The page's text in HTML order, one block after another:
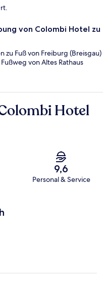
von Colombi Hotel zu
zu Fuß von Freiburg (Breisgau)
von Altes Rathaus
Hotel
9,6
Personal & Service